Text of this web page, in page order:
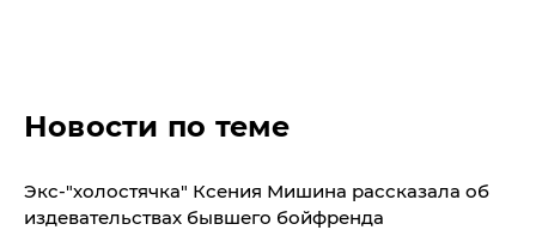
Новости по теме
Экс-"холостячка" Ксения Мишина рассказала об
издевательствах бывшего бойфренда